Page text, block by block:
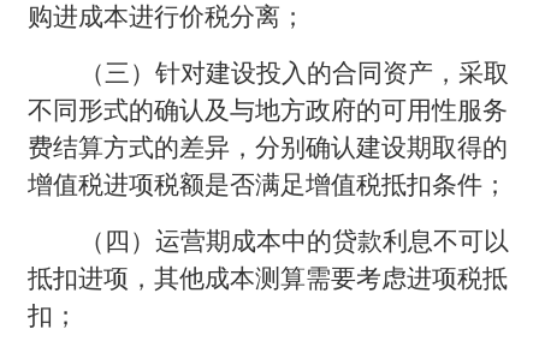
购进成本进行价税分离；
（三）针对建设投入的合同资产，采取
不同形式的确认及与地方政府的可用性服务
费结算方式的差异，分别确认建设期取得的
增值税进项税额是否满足增值税抵扣条件；
（四）运营期成本中的贷款利息不可以
抵扣进项，其他成本测算需要考虑进项税抵
扣；